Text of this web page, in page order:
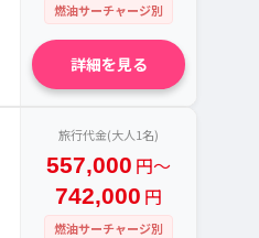
燃油サーチャージ別
詳細を見る
旅行代金(大人1名)
557,000 円〜
742,000 円
燃油サーチャージ別